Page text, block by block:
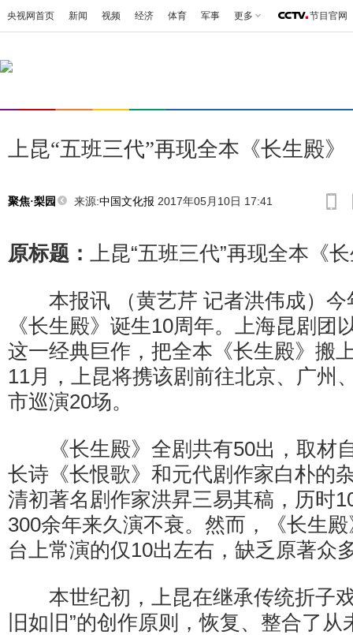
央视网首页 新闻 视频 经济 体育 军事 更多 节目官网
上昆“五班三代”再现全本《长生殿》
聚焦·梨园 来源:中国文化报 2017年05月10日 17:41
原标题： 上昆“五班三代”再现全本《
本报讯 （黄艺芹 记者洪伟成）今
《长生殿》诞生10周年。上海昆剧团
这一经典巨作，把全本《长生殿》搬
11月，上昆将携该剧前往北京、广州
市巡演20场。
《长生殿》全剧共有50出，取材
长诗《长恨歌》和元代剧作家白朴的
清初著名剧作家洪昇三易其稿，历时
300余年来久演不衰。然而，《长生
台上常演的仅10出左右，缺乏原著众
本世纪初，上昆在继承传统折子戏
旧如旧”的创作原则，恢复、整合了